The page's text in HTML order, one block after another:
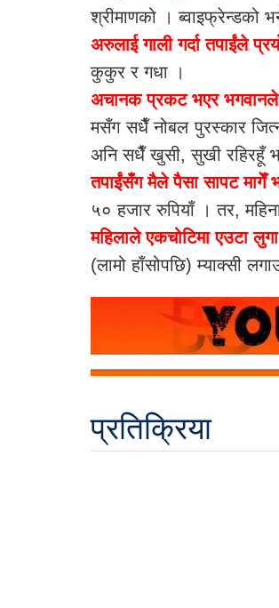
श्रीमाणको । ब्वाइफ्रेन्डको
अरुलाई गाली गर्दा तपाईंले
कुकुर र गधा ।
अचानक प्रकट भएर भगवानले
मसँग सधैँ नोबल पुरस्कार
अनि सधैँ खुसी, सुखी रहिरहूँ
तपाईंसँग मैले पैसा सापट मागेँ
५० हजार रुपियाँ । तर,
महिलाले एकचोटिमा एउटा
(लामो हाँसोपछि) म्याक्सी
प्रतिक्रिया